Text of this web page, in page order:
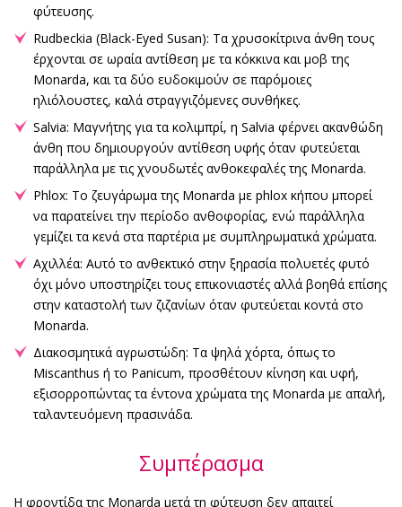
φύτευσης.
Rudbeckia (Black-Eyed Susan): Τα χρυσοκίτρινα άνθη τους
έρχονται σε ωραία αντίθεση με τα κόκκινα και μοβ της
Monarda, και τα δύο ευδοκιμούν σε παρόμοιες
ηλιόλουστες, καλά στραγγιζόμενες συνθήκες.
Salvia: Μαγνήτης για τα κολιμπρί, η Salvia φέρνει ακανθώδη
άνθη που δημιουργούν αντίθεση υφής όταν φυτεύεται
παράλληλα με τις χνουδωτές ανθοκεφαλές της Monarda.
Phlox: Το ζευγάρωμα της Monarda με phlox κήπου μπορεί
να παρατείνει την περίοδο ανθοφορίας, ενώ παράλληλα
γεμίζει τα κενά στα παρτέρια με συμπληρωματικά χρώματα.
Αχιλλέα: Αυτό το ανθεκτικό στην ξηρασία πολυετές φυτό
όχι μόνο υποστηρίζει τους επικονιαστές αλλά βοηθά επίσης
στην καταστολή των ζιζανίων όταν φυτεύεται κοντά στο
Monarda.
Διακοσμητικά αγρωστώδη: Τα ψηλά χόρτα, όπως το
Miscanthus ή το Panicum, προσθέτουν κίνηση και υφή,
εξισορροπώντας τα έντονα χρώματα της Monarda με απαλή,
ταλαντευόμενη πρασινάδα.
Συμπέρασμα
Η φροντίδα της Monarda μετά τη φύτευση δεν απαιτεί